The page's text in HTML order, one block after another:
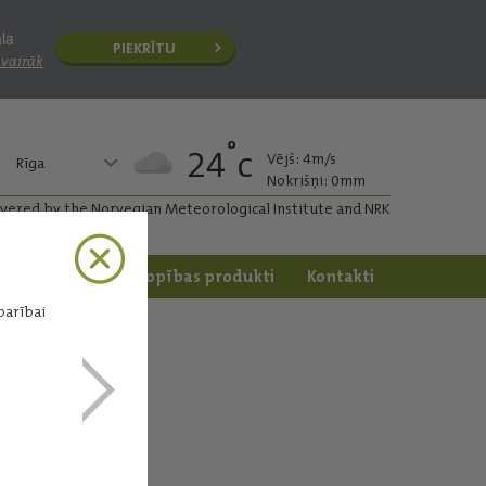
PIEKRĪTU
Rīga 24°c
Vējš: 4m/s
Nokrišņi: 0mm
by the Norvegian Meteorological Institute and NRK
Dārzkopības produkti Kontakti